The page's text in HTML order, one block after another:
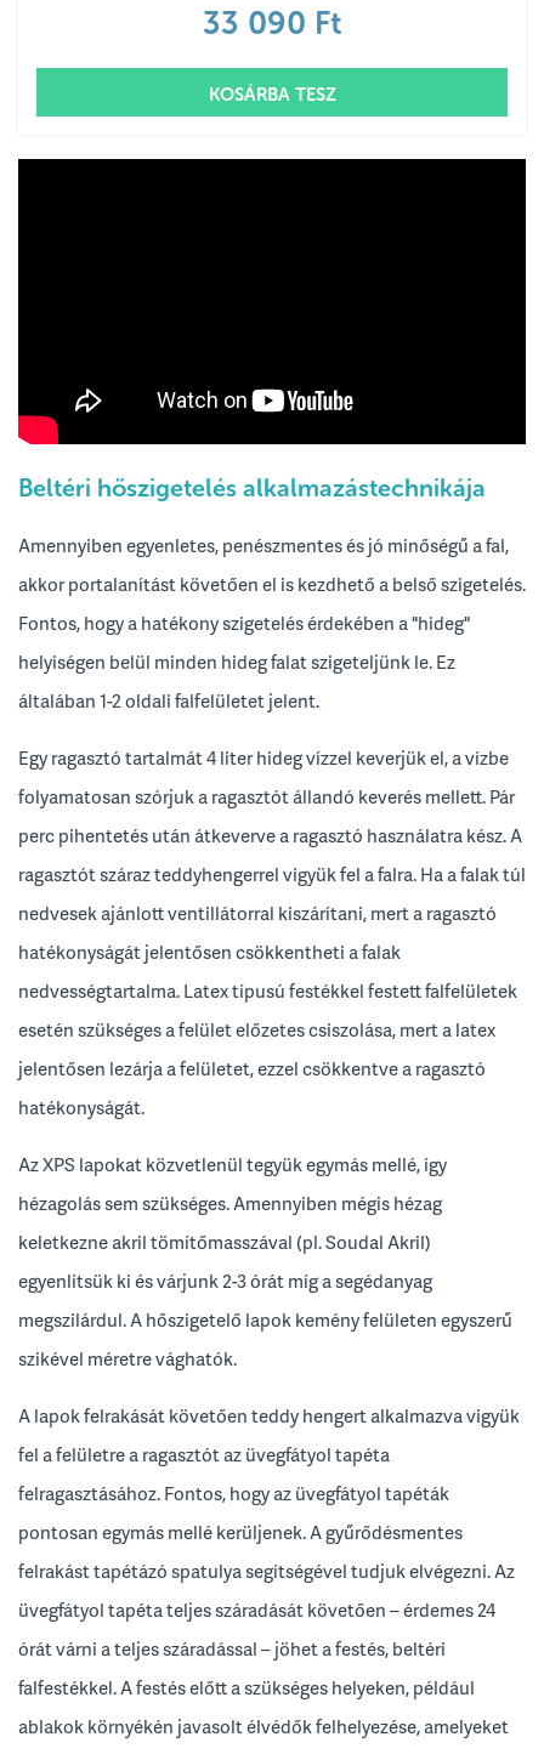
33 090 Ft
KOSÁRBA TESZ
Beltéri hőszigetelés alkalmazástechnikája
Amennyiben egyenletes, penészmentes és jó minőségű a fal,
akkor portalanítást követően el is kezdhető a belső szigetelés.
Fontos, hogy a hatékony szigetelés érdekében a "hideg"
helyiségen belül minden hideg falat szigeteljünk le. Ez
általában 1-2 oldali falfelületet jelent.
Egy ragasztó tartalmát 4 liter hideg vízzel keverjük el, a vízbe
folyamatosan szórjuk a ragasztót állandó keverés mellett. Pár
perc pihentetés után átkeverve a ragasztó használatra kész. A
ragasztót száraz teddyhengerrel vigyük fel a falra. Ha a falak túl
nedvesek ajánlott ventillátorral kiszárítani, mert a ragasztó
hatékonyságát jelentősen csökkentheti a falak
nedvességtartalma. Latex típusú festékkel festett falfelületek
esetén szükséges a felület előzetes csiszolása, mert a latex
jelentősen lezárja a felületet, ezzel csökkentve a ragasztó
hatékonyságát.
Az XPS lapokat közvetlenül tegyük egymás mellé, így
hézagolás sem szükséges. Amennyiben mégis hézag
keletkezne akril tömítőmasszával (pl. Soudal Akril)
egyenlítsük ki és várjunk 2-3 órát míg a segédanyag
megszilárdul. A hőszigetelő lapok kemény felületen egyszerű
szikével méretre vághatók.
A lapok felrakását követően teddy hengert alkalmazva vigyük
fel a felületre a ragasztót az üvegfátyol tapéta
felragasztásához. Fontos, hogy az üvegfátyol tapéták
pontosan egymás mellé kerüljenek. A gyűrődésmentes
felrakást tapétázó spatulya segítségével tudjuk elvégezni. Az
üvegfátyol tapéta teljes száradását követően – érdemes 24
órát várni a teljes száradással – jöhet a festés, beltéri
falfestékkel. A festés előtt a szükséges helyeken, például
ablakok környékén javasolt élvédők felhelyezése, amelyeket